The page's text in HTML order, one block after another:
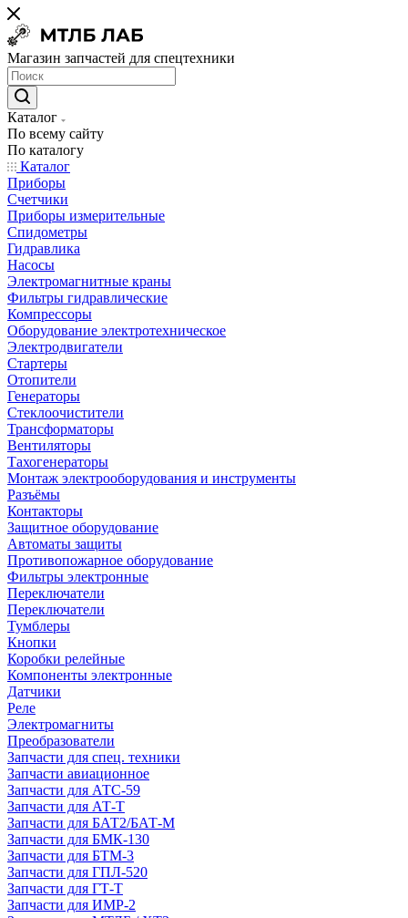
Магазин запчастей для спецтехники
Каталог
По всему сайту
По каталогу
Каталог
Приборы
Счетчики
Приборы измерительные
Спидометры
Гидравлика
Насосы
Электромагнитные краны
Фильтры гидравлические
Компрессоры
Оборудование электротехническое
Электродвигатели
Стартеры
Отопители
Генераторы
Стеклоочистители
Трансформаторы
Вентиляторы
Тахогенераторы
Монтаж электрооборудования и инструменты
Разъёмы
Контакторы
Защитное оборудование
Автоматы защиты
Противопожарное оборудование
Фильтры электронные
Переключатели
Переключатели
Тумблеры
Кнопки
Коробки релейные
Компоненты электронные
Датчики
Реле
Электромагниты
Преобразователи
Запчасти для спец. техники
Запчасти авиационное
Запчасти для АТС-59
Запчасти для АТ-Т
Запчасти для БАТ2/БАТ-М
Запчасти для БМК-130
Запчасти для БТМ-3
Запчасти для ГПЛ-520
Запчасти для ГТ-Т
Запчасти для ИМР-2